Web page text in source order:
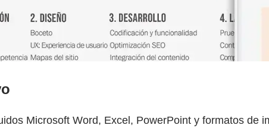
Microsoft Word, Excel, PowerPoint y formatos de